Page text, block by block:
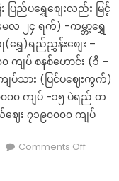
ရက်၊
စနေနေ့)
ည်ပရွှေစျေးလည်း မြင့်
လ ၂၄ ရက်) -ကမ္ဘာ့ရွှေ
ရွှေ)ရည်ညွှန်းစျေး –
ျပ် စနစ်ဟောင်း (၁ိ –
ပ်သား (ပြင်ပဈေးကွက်)
၀၀၀ ကျပ် -၁၅ ပဲရည် တ
ဈေး ၇၁၉၀၀၀၀ ကျပ်
Comments Offon